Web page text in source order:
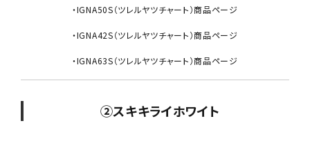
・IGNA50S（ツレルヤツチャート）商品ページ
・IGNA42S（ツレルヤツチャート）商品ページ
・IGNA63S（ツレルヤツチャート）商品ページ
②スキキライホワイト